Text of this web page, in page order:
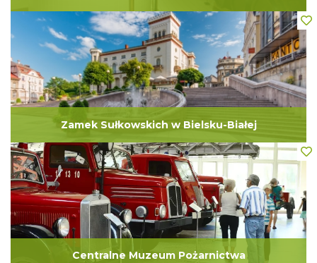
Zamek Sułkowskich w Bielsku-Białej
Centralne Muzeum Pożarnictwa